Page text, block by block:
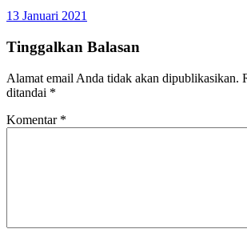
13 Januari 2021
Tinggalkan Balasan
Alamat email Anda tidak akan dipublikasikan.
ditandai *
Komentar *